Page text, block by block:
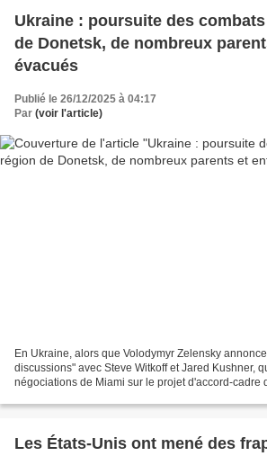
Ukraine : poursuite des
de Donetsk, de nombreux
évacués
Publié le 26/12/2025 à 04:17
Par (voir l'article)
En Ukraine, alors que Volodymyr Zelensky
discussions" avec Steve Witkoff et Jared Kushner,
négociations de Miami sur le projet d'accord-cadre
Les États-Unis ont mené des